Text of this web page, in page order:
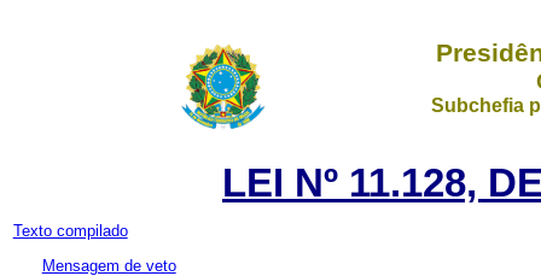
Subchefia
LEI Nº 11.128,
Texto compilado
Mensagem de veto